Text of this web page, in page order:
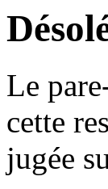
Le
cette
jugée